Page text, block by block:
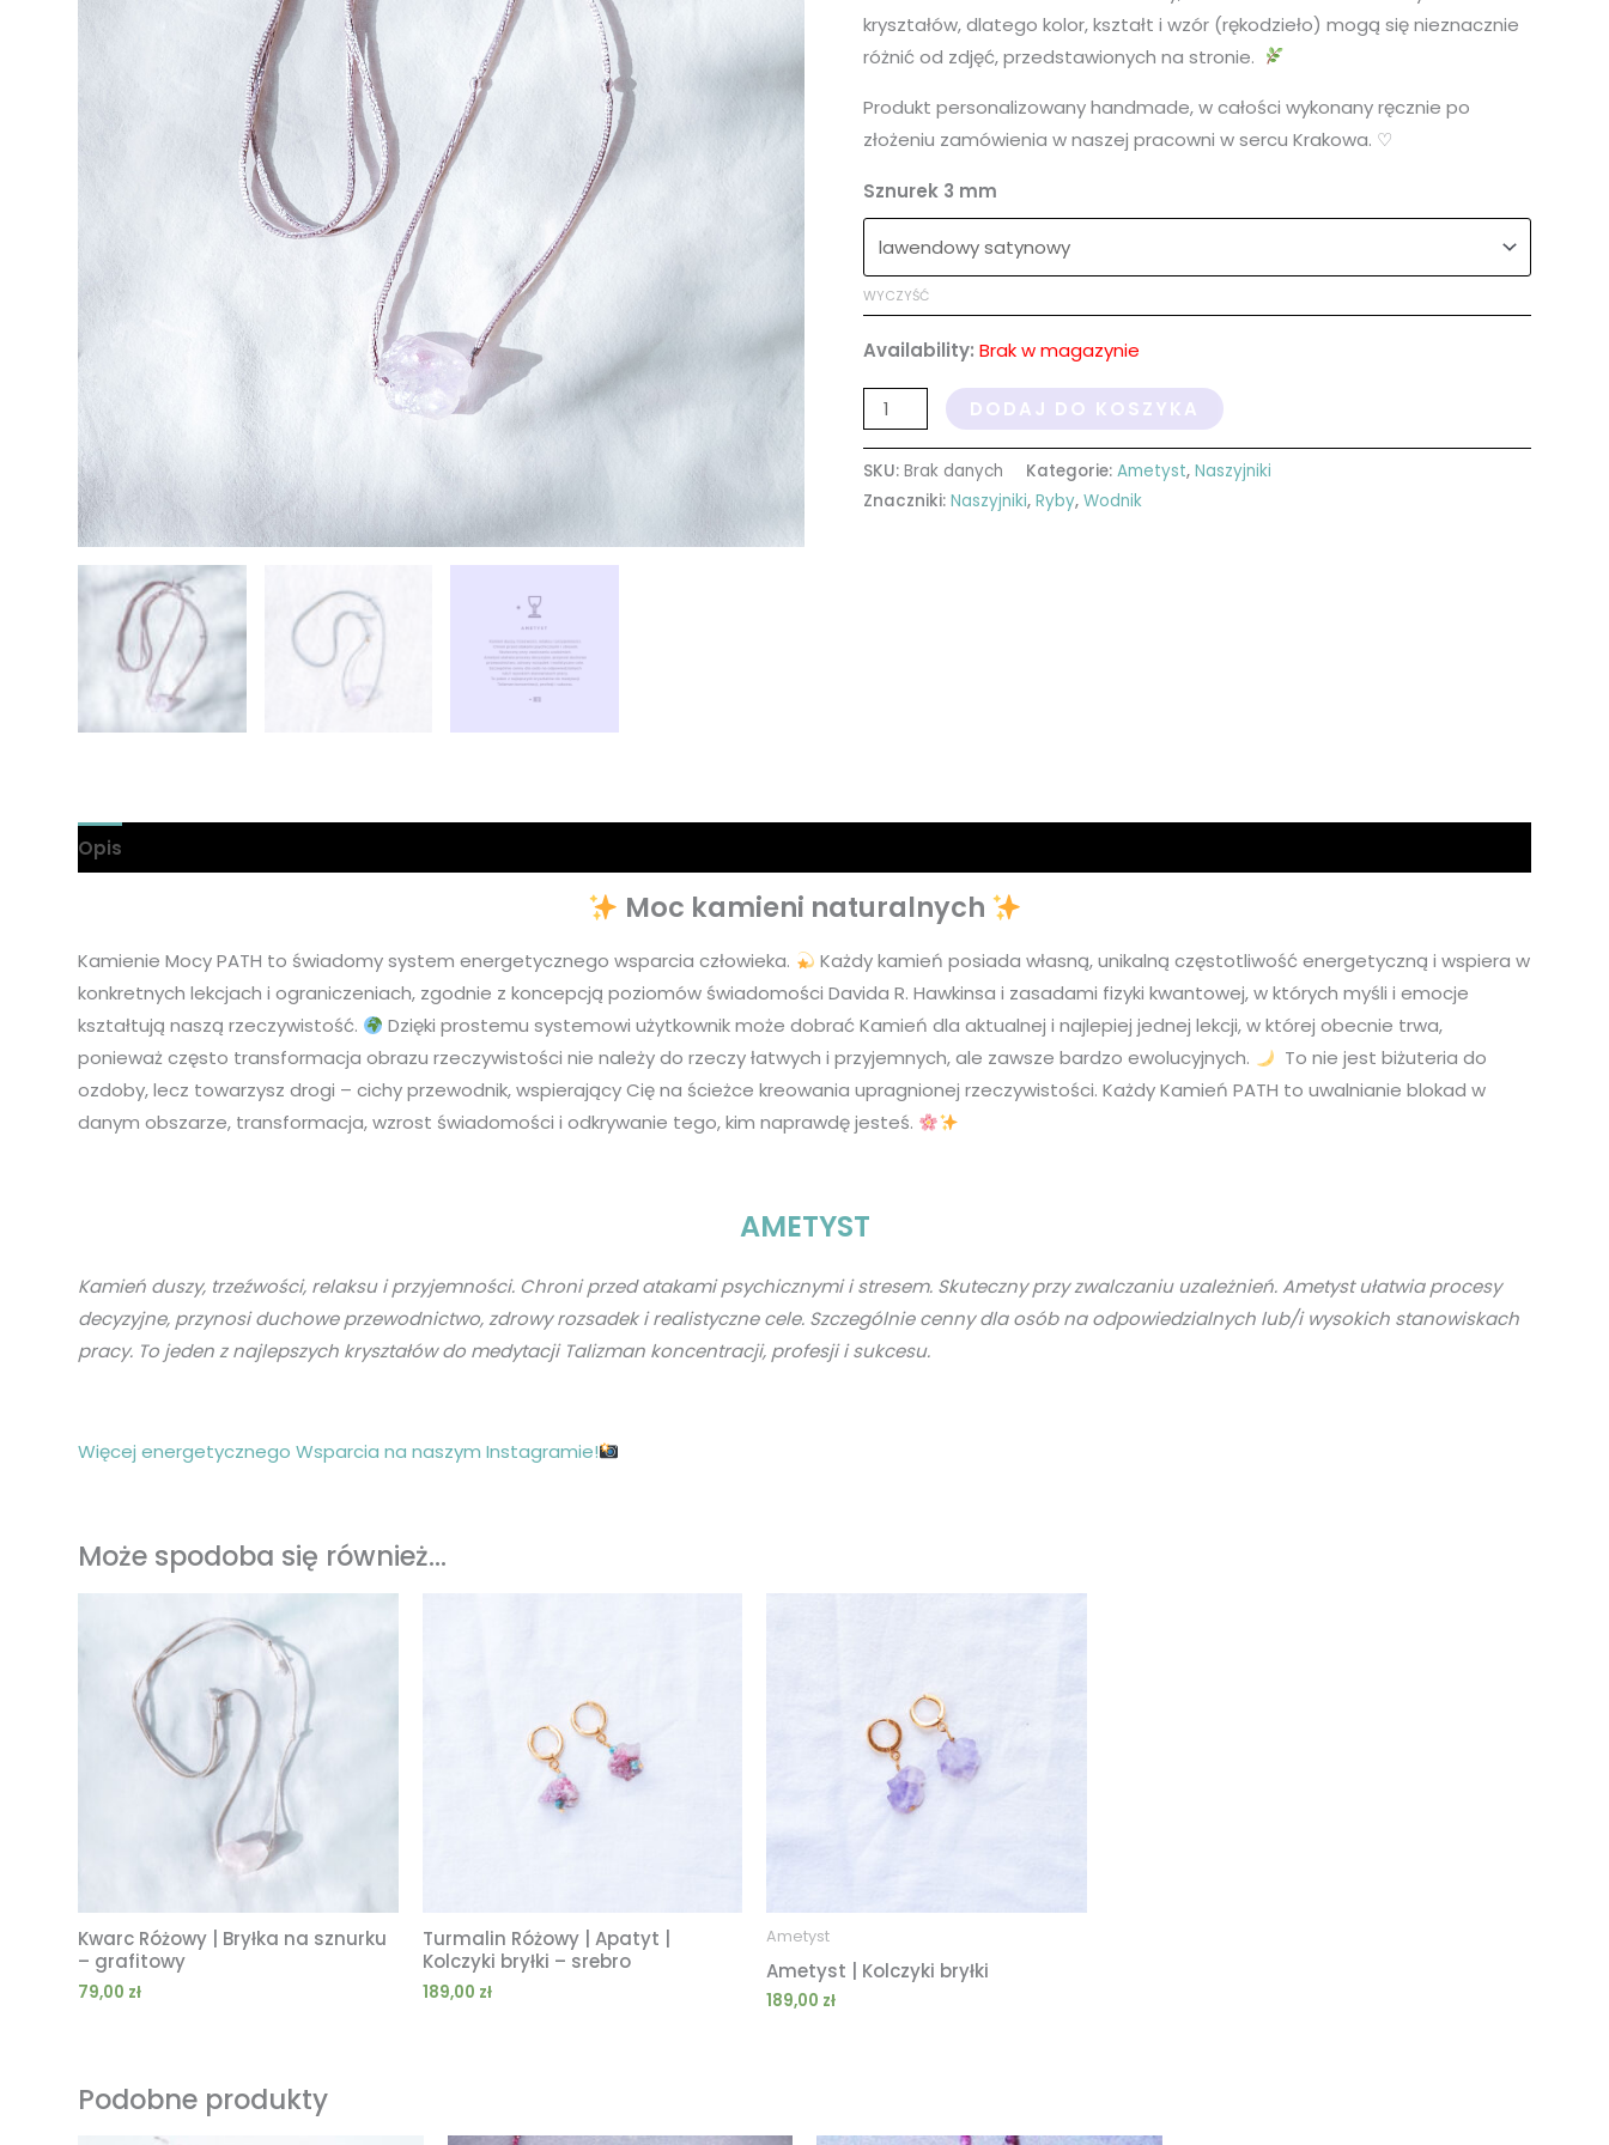
kryształów, dlatego kolor, kształt i wzór (rękodzieło) mogą się nieznacznie
różnić od zdjęć, przedstawionych na stronie.
Produkt personalizowany handmade, w całości wykonany ręcznie po
złożeniu zamówienia w naszej pracowni w sercu Krakowa. ♡
Sznurek 3 mm
WYCZYŚĆ
Availability: Brak w magazynie
DODAJ DO KOSZYKA
SKU: Brak danych Kategorie: Ametyst, Naszyjniki
Znaczniki: Naszyjniki, Ryby, Wodnik
Opis
Moc kamieni naturalnych
Kamienie Mocy PATH to świadomy system energetycznego wsparcia człowieka.
Każdy kamień posiada własną, unikalną częstotliwość energetyczną i wspiera w
konkretnych lekcjach i ograniczeniach, zgodnie z koncepcją poziomów świadomości Davida R. Hawkinsa i zasadami fizyki kwantowej, w których myśli i emocje
kształtują naszą rzeczywistość.
Dzięki prostemu systemowi użytkownik może dobrać Kamień dla aktualnej i najlepiej jednej lekcji, w której obecnie trwa,
ponieważ często transformacja obrazu rzeczywistości nie należy do rzeczy łatwych i przyjemnych, ale zawsze bardzo ewolucyjnych.
To nie jest biżuteria do
ozdoby, lecz towarzysz drogi – cichy przewodnik, wspierający Cię na ścieżce kreowania upragnionej rzeczywistości. Każdy Kamień PATH to uwalnianie blokad w
danym obszarze, transformacja, wzrost świadomości i odkrywanie tego, kim naprawdę jesteś.
AMETYST
Kamień duszy, trzeźwości, relaksu i przyjemności. Chroni przed atakami psychicznymi i stresem. Skuteczny przy zwalczaniu uzależnień.Ametyst ułatwia procesy
decyzyjne, przynosi duchoweprzewodnictwo, zdrowy rozsadek i realistyczne cele. Szczególnie cenny dla osób na odpowiedzialnych lub/i wysokich stanowiskach
pracy. To jeden z najlepszych kryształów do medytacji Talizman koncentracji, profesji i sukcesu.
Więcej energetycznego Wsparcia na naszym Instagramie!
Może spodoba się również…
Kwarc Różowy | Bryłka na sznurku
– grafitowy
79,00 zł
Turmalin Różowy | Apatyt |
Kolczyki bryłki – srebro
189,00 zł
Ametyst
Ametyst | Kolczyki bryłki
189,00 zł
Podobne produkty